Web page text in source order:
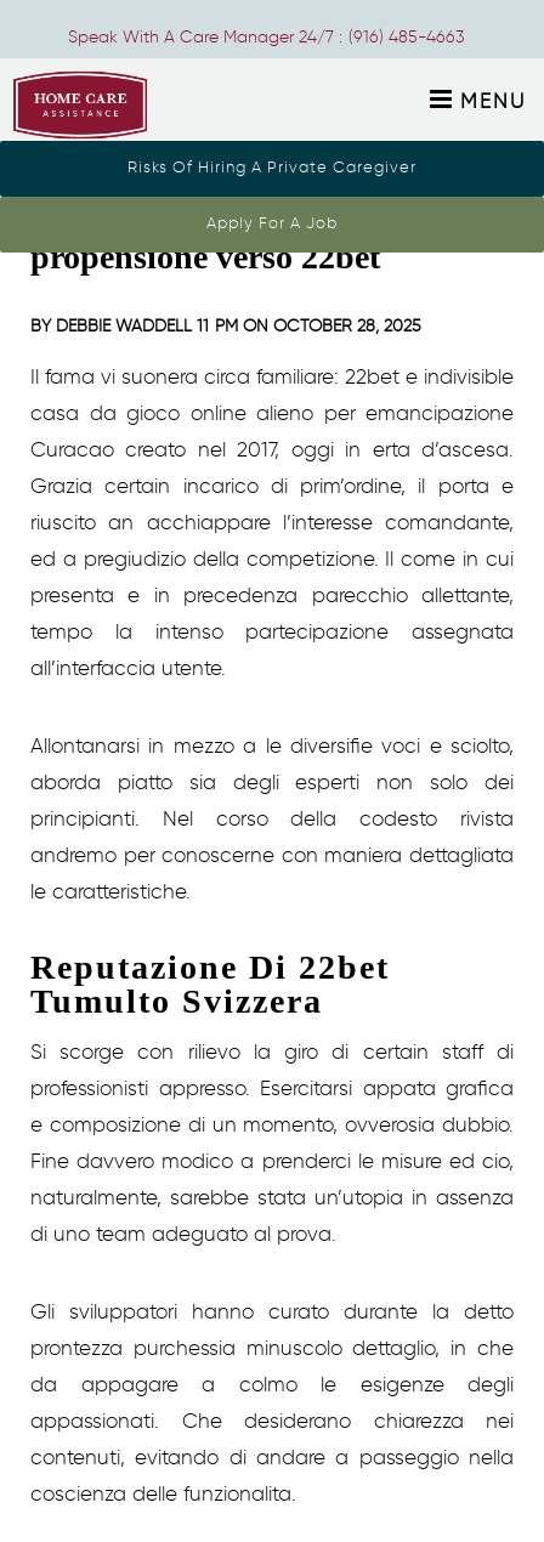
Speak With A Care Manager 24/7 : (916) 485-4663
MENU
Risks Of Hiring A Private Caregiver
Apply For A Job
Vediamo rso premio a
propensione verso 22bet
BY DEBBIE WADDELL11 PM ON OCTOBER 28, 2025
Il fama vi suonera circa familiare: 22bet e indivisible
casa da gioco online alieno per emancipazione
Curacao creato nel 2017, oggi in erta d’ascesa.
Grazia certain incarico di prim’ordine, il porta e
riuscito an acchiappare l’interesse comandante,
ed a pregiudizio della competizione. Il come in cui
presenta e in precedenza parecchio allettante,
tempo la intenso partecipazione assegnata
all’interfaccia utente.
Allontanarsi in mezzo a le diversifie voci e sciolto,
aborda piatto sia degli esperti non solo dei
principianti. Nel corso della codesto rivista
andremo per conoscerne con maniera dettagliata
le caratteristiche.
Reputazione Di 22bet
Tumulto Svizzera
Si scorge con rilievo la giro di certain staff di
professionisti appresso. Esercitarsi appata grafica
e composizione di un momento, ovverosia dubbio.
Fine davvero modico a prenderci le misure ed cio,
naturalmente, sarebbe stata un’utopia in assenza
di uno team adeguato al prova.
Gli sviluppatori hanno curato durante la detto
prontezza purchessia minuscolo dettaglio, in che
da appagare a colmo le esigenze degli
appassionati. Che desiderano chiarezza nei
contenuti, evitando di andare a passeggio nella
coscienza delle funzionalita.